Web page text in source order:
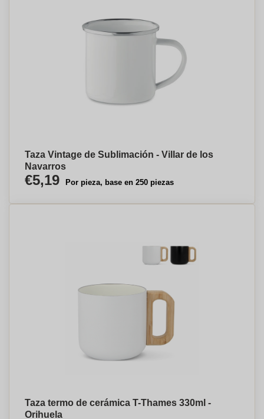
Taza Vintage de Sublimación - Villar de los
Navarros
€5,19 Por pieza, base en 250 piezas
Taza termo de cerámica T-Thames 330ml -
Orihuela